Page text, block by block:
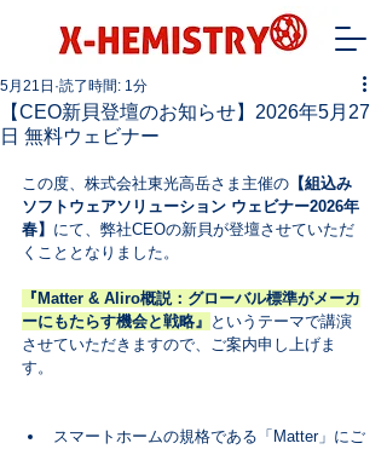
【CEO新貝登壇のお知らせ】2026年5月27
日 無料ウェビナー
5月21日 読了時間: 1分
この度、株式会社東光高岳さま主催の 【組込み
ソフトウェアソリューション ウェビナー2026年
春】 にて、弊社CEOの新貝が登壇させていただ
くこととなりました。
『Matter & Aliro概説：グローバル標準がメーカ
ーにもたらす機会と戦略』 というテーマで講演
させていただきますので、ご案内申し上げま
す。
スマートホームの規格である「Matter」にご